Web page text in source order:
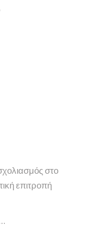
στο
επιτροπή